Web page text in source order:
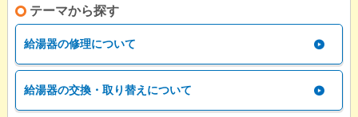
テーマから探す
給湯器の修理について
給湯器の交換・取り替えについて